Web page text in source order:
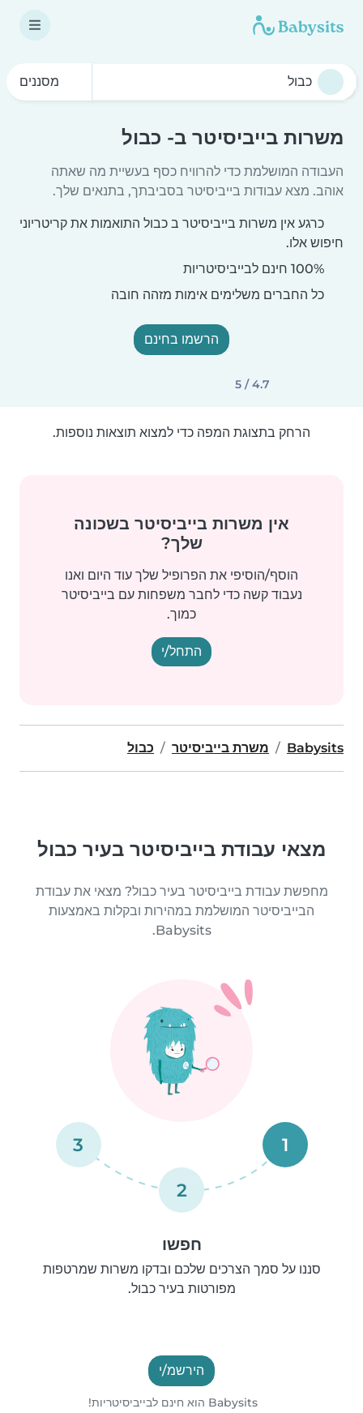
מסננים
משרות בייביסיטר ב- כבול
העבודה המושלמת כדי להרוויח כסף בעשיית מה שאתה
אוהב. מצא עבודות בייביסיטר בסביבתך, בתנאים שלך.
כרגע אין משרות בייביסיטר ב כבול התואמות את קריטריוני
חיפוש אלו.
כל החברים משלימים אימות מזהה חובה
הרשמו בחינם
4.7 / 5
הרחק בתצוגת המפה כדי למצוא תוצאות נוספות.
אין משרות בייביסיטר בשכונה
שלך?
הוסף/הוסיפי את הפרופיל שלך עוד היום ואנו
נעבוד קשה כדי לחבר משפחות עם בייביסיטר
כמוך.
התחל/י
Babysits משרת בייביסיטר כבול
מצאי עבודת בייביסיטר בעיר כבול
מחפשת עבודת בייביסיטר בעיר כבול? מצאי את עבודת
הבייביסיטר המושלמת במהירות ובקלות באמצעות
Babysits.
1
2
3
חפשו
סננו על סמך הצרכים שלכם ובדקו משרות שמרטפות
מפורטות בעיר כבול.
הירשמ/י
Babysits הוא חינם לבייביסיטריות!